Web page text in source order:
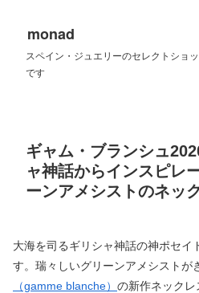
monad
スペイン・ジュエリーのセレクトショ
です
ギャム・ブランシュ
ャ神話からインスピレ
ーンアメシストのネッ
大海を司るギリシャ神話の神ポセイ
す。瑞々しいグリーンアメシストが
（gamme blanche） の新作ネックレ